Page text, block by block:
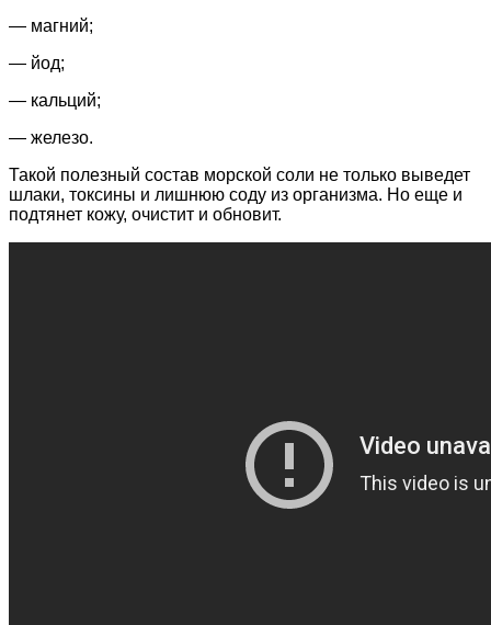
— магний;
— йод;
— кальций;
— железо.
Такой полезный состав морской соли не только выведет
шлаки, токсины и лишнюю соду из организма. Но еще и
подтянет кожу, очистит и обновит.